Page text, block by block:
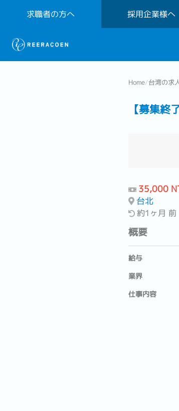
求職者の方へ 採用企業様へ
Home/台湾の求
【募集終
35,000
台北
約1ヶ月 前
概要
給与
業界
仕事内容